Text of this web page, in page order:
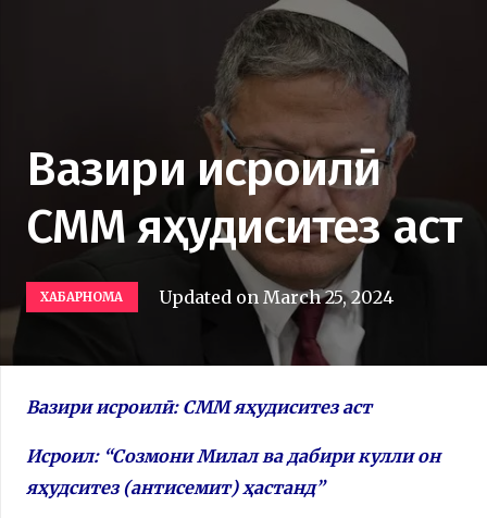
Вазири исроилӣ:
СММ яҳудиситез аст
ХАБАРНОМА Updated on March 25, 2024
Вазири исроилӣ: СММ яҳудиситез аст
Исроил: “Созмони Милал ва дабири кулли он
яҳудситез (антисемит) ҳастанд”